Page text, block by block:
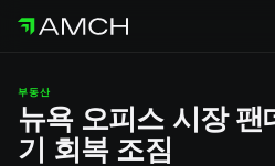
부동산
뉴욕 오피스 시장 팬
기 회복 조짐